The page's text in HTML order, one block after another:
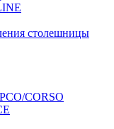
столешницы
CORSO